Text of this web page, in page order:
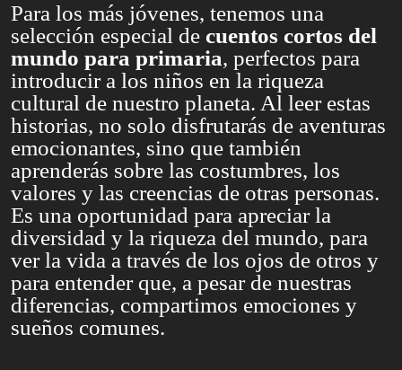
Para los más jóvenes, tenemos una
selección especial decuentos cortos del
mundo para primaria, perfectos para
introducir a los niños en la riqueza
cultural de nuestro planeta. Al leer estas
historias, no solo disfrutarás de aventuras
emocionantes, sino que también
aprenderás sobre las costumbres, los
valores y las creencias de otras personas.
Es una oportunidad para apreciar la
diversidad y la riqueza del mundo, para
ver la vida a través de los ojos de otros y
para entender que, a pesar de nuestras
diferencias, compartimos emociones y
sueños comunes.